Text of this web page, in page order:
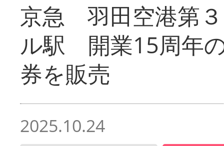
京急 羽田空港第
ル駅 開業15周年
券を販売
2025.10.24